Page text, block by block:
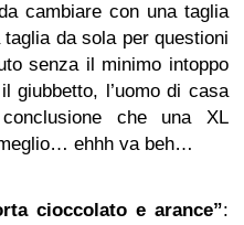
cambiare con una taglia
da sola per questioni
senza il minimo intoppo
giubbetto, l’uomo di casa
che una XL
ehhh va beh…
cioccolato e arance”: